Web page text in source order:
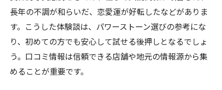
特徴
和水町で体感する天然石の魅力と選び方の
コツ
近くのお店で評判のパワーストーンを探す
方法
長年の不調が和らいだ、恋愛運が好転したなどがありま
す。こうした体験談は、パワーストーン選びの参考にな
り、初めての方でも安心して試せる後押しとなるでしょ
う。口コミ情報は信頼できる店舗や地元の情報源から集
めることが重要です。